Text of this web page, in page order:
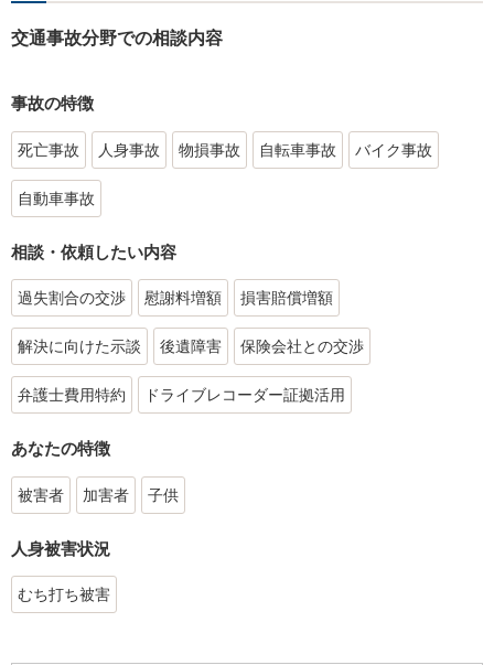
交通事故分野での相談内容
事故の特徴
死亡事故 人身事故 物損事故 自転車事故 バイク事故
自動車事故
相談・依頼したい内容
過失割合の交渉 慰謝料増額 損害賠償増額
解決に向けた示談 後遺障害 保険会社との交渉
弁護士費用特約 ドライブレコーダー証拠活用
あなたの特徴
被害者 加害者 子供
人身被害状況
むち打ち被害